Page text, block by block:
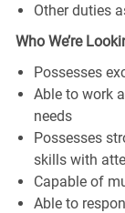
Other duties
Who We’re
Possesses
Able to work
needs
Possesses
skills with
Capable of
Able to